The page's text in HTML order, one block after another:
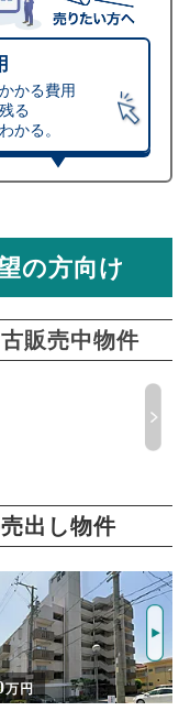
かる費用
る
かる。
ション
万円
万円
万円
レーター
され、手元に残る
希望売却価
おすすめ◎
万円
の方向け
販売中物件
出し物件
万円